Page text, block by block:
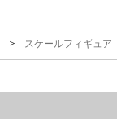
＞ スケールフィギュア